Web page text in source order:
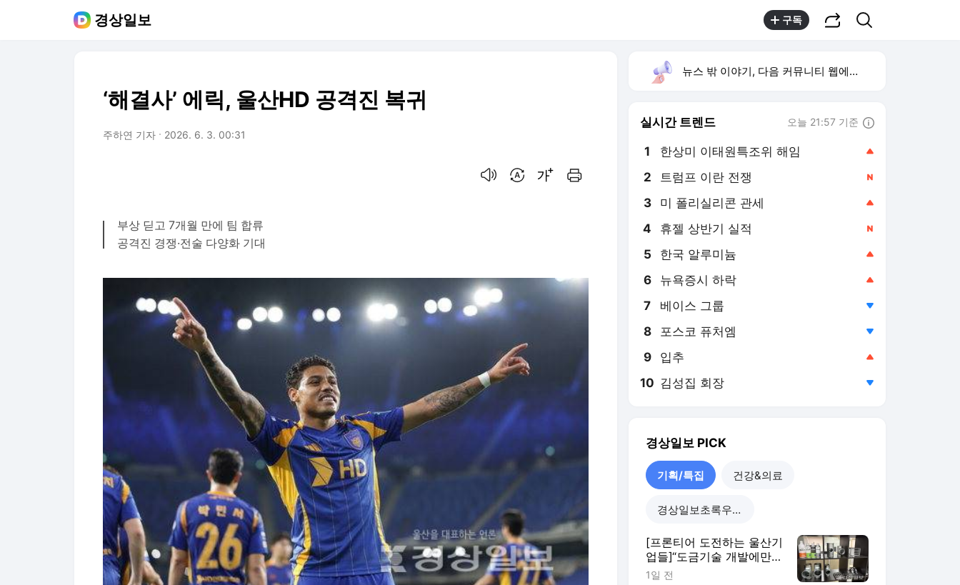
경상일보 구독
‘해결사’ 에릭, 울산HD 공격진 복귀
주하연 기자 2026. 6. 3. 00:31
부상 딛고 7개월 만에 팀 합류
공격진 경쟁·전술 다양화 기대
뉴스 밖 이야기, 다음 커뮤니티 웹에서 보기
실시간 트렌드 오늘 21:57 기준
1 한상미 이태원특조위 해임
2 트럼프 이란 전쟁
3 미 폴리실리콘 관세
4 휴젤 상반기 실적
5 한국 알루미늄
6 뉴욕증시 하락
7 베이스 그룹
8 포스코 퓨처엠
9 입추
10 김성집 회장
경상일보 PICK
기획/특집 건강&의료
경상일보초록우산 캠페인
[프론티어 도전하는 울산기
업들]“도금기술 개발에만
10년…전세계 제조현장에
1일 전